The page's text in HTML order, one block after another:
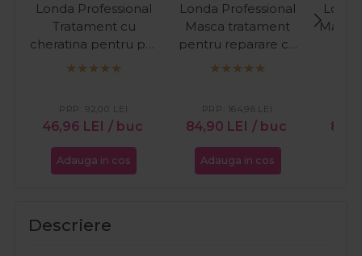
Londa Professional
Tratament cu
cheratina pentru par
deteriorat Fiber
46,96 LEI / buc
PRP: 92,00 LEI
Adauga in cos
Londa Professional
Masca tratament
pentru reparare cu
ulei de argan Velvet
84,90 LEI / buc
PRP: 164,96 LEI
Adauga in cos
Descriere